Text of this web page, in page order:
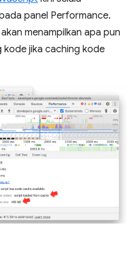
panel Performance.
menampilkan apa pun
jika caching kode